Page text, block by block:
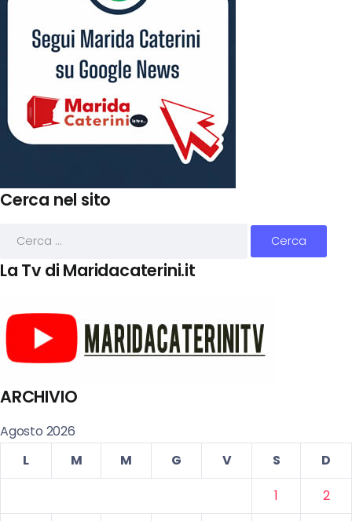
Cerca nel sito
La Tv di Maridacaterini.it
ARCHIVIO
Agosto 2026
L
M M G V S
D
1
2